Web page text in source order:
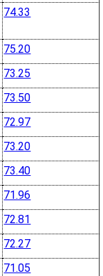
74.33
75.20
73.25
73.50
72.97
73.20
73.40
71.96
72.81
72.27
71.05